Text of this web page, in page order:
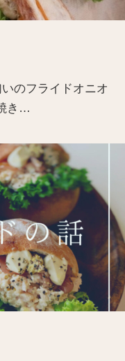
のフライドオニオ
き…